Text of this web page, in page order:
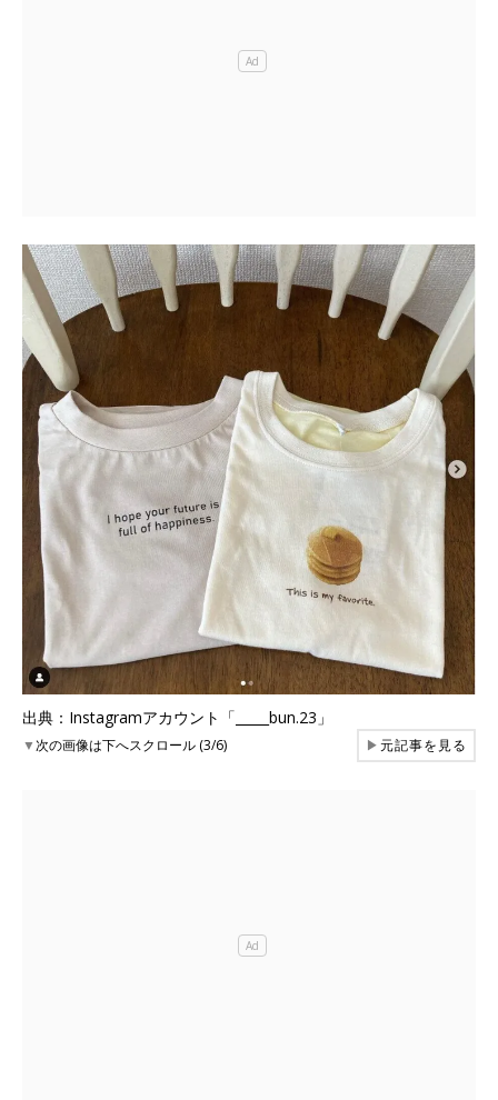
出典：Instagramアカウント「_____bun.23」
▼次の画像は下へスクロール (3/6) ▶元記事を見る